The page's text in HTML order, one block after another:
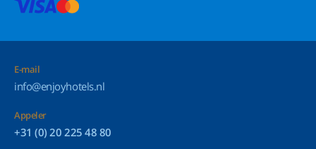
E-mail
info@enjoyhotels.nl
Appeler
+31 (0) 20 225 48 80